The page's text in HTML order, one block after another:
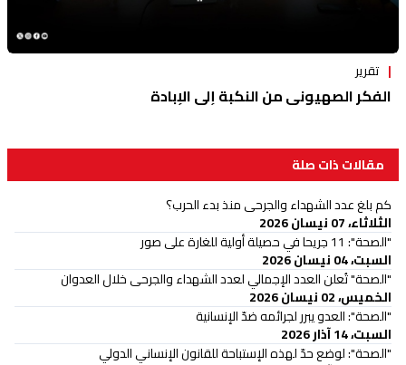
تقرير
الفكر الصهيوني من النكبة إلى الإبادة
مقالات ذات صلة
كم بلغ عدد الشهداء والجرحى منذ بدء الحرب؟
الثلاثاء، 07 نيسان 2026
"الصحة": 11 جريحا في حصيلة أولية للغارة على صور
السبت، 04 نيسان 2026
"الصحة" تُعلن العدد الإجمالي لعدد الشهداء والجرحى خلال العدوان
الخميس، 02 نيسان 2026
"الصحة": العدو يبرر لجرائمه ضدّ الإنسانية
السبت، 14 آذار 2026
"الصحة": لوضع حدّ لهذه الإستباحة للقانون الإنساني الدولي